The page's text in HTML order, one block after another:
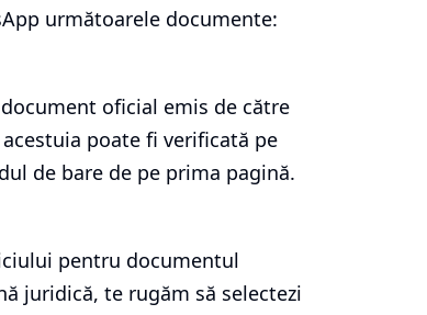
următoarele documente:
oficial emis de către
poate fi verificată pe
de bare de pe prima pagină.
pentru documentul
juridică, te rugăm să selectezi